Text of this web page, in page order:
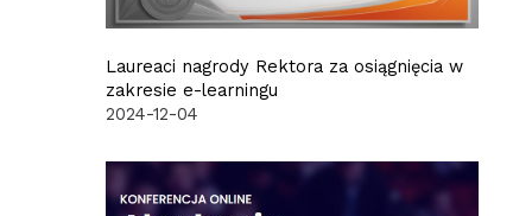
Laureaci nagrody Rektora za osiągnięcia w
zakresie e-learningu
2024-12-04